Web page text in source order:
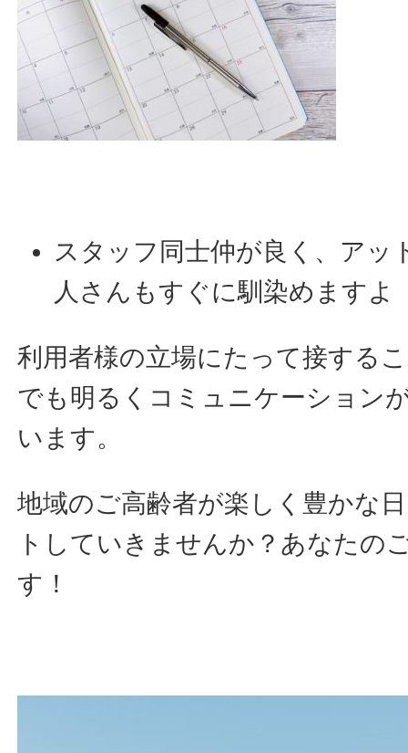
スタッフ同士仲が良く、アッ
人さんもすぐに馴染めますよ
利用者様の立場にたって接する
でも明るくコミュニケーション
います。
地域のご高齢者が楽しく豊かな
トしていきませんか？あなたの
す！